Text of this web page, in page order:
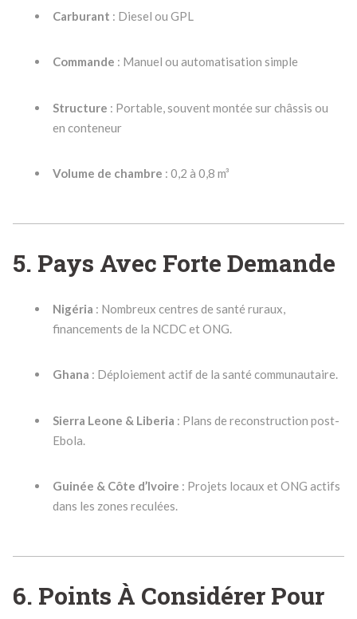
Carburant : Diesel ou GPL
Commande : Manuel ou automatisation simple
Structure : Portable, souvent montée sur châssis ou
en conteneur
Volume de chambre : 0,2 à 0,8 m³
5. Pays Avec Forte Demande
Nigéria : Nombreux centres de santé ruraux,
financements de la NCDC et ONG.
Ghana : Déploiement actif de la santé communautaire.
Sierra Leone & Liberia : Plans de reconstruction post-
Ebola.
Guinée & Côte d’Ivoire : Projets locaux et ONG actifs
dans les zones reculées.
6. Points À Considérer Pour